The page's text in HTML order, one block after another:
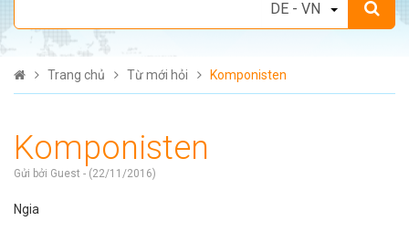
Trang chủ Từ mới hỏi Komponisten
Komponisten
Gửi bởi Guest - (22/11/2016)
Ngia